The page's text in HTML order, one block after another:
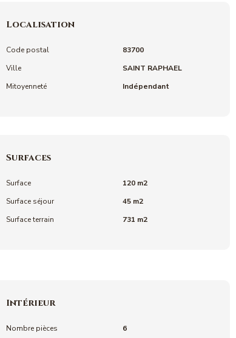
Localisation
Code postal
83700
Ville
SAINT RAPHAEL
Mitoyenneté
Indépendant
Surfaces
Surface
120 m2
Surface séjour
45 m2
Surface terrain
731 m2
Intérieur
Nombre pièces
6